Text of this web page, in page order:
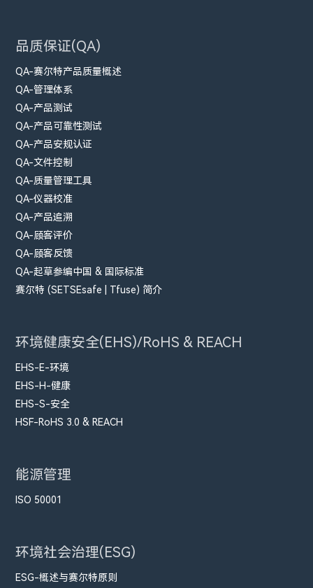
品质保证(QA)
QA-赛尔特产品质量概述
QA-管理体系
QA-产品测试
QA-产品可靠性测试
QA-产品安规认证
QA-文件控制
QA-质量管理工具
QA-仪器校准
QA-产品追溯
QA-顾客评价
QA-顾客反馈
QA-起草参编中国 & 国际标准
赛尔特 (SETSEsafe | Tfuse) 简介
环境健康安全(EHS)/RoHS & REACH
EHS-E-环境
EHS-H-健康
EHS-S-安全
HSF-RoHS 3.0 & REACH
能源管理
ISO 50001
环境社会治理(ESG)
ESG-概述与赛尔特原则